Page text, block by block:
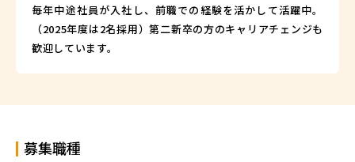
毎年中途社員が入社し、前職での経験を活かして活躍中。
（2025年度は2名採用）第二新卒の方のキャリアチェンジも
歓迎しています。
募集職種